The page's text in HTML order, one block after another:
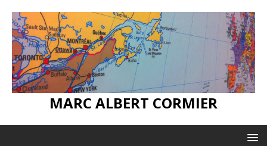
MARC ALBERT CORMIER